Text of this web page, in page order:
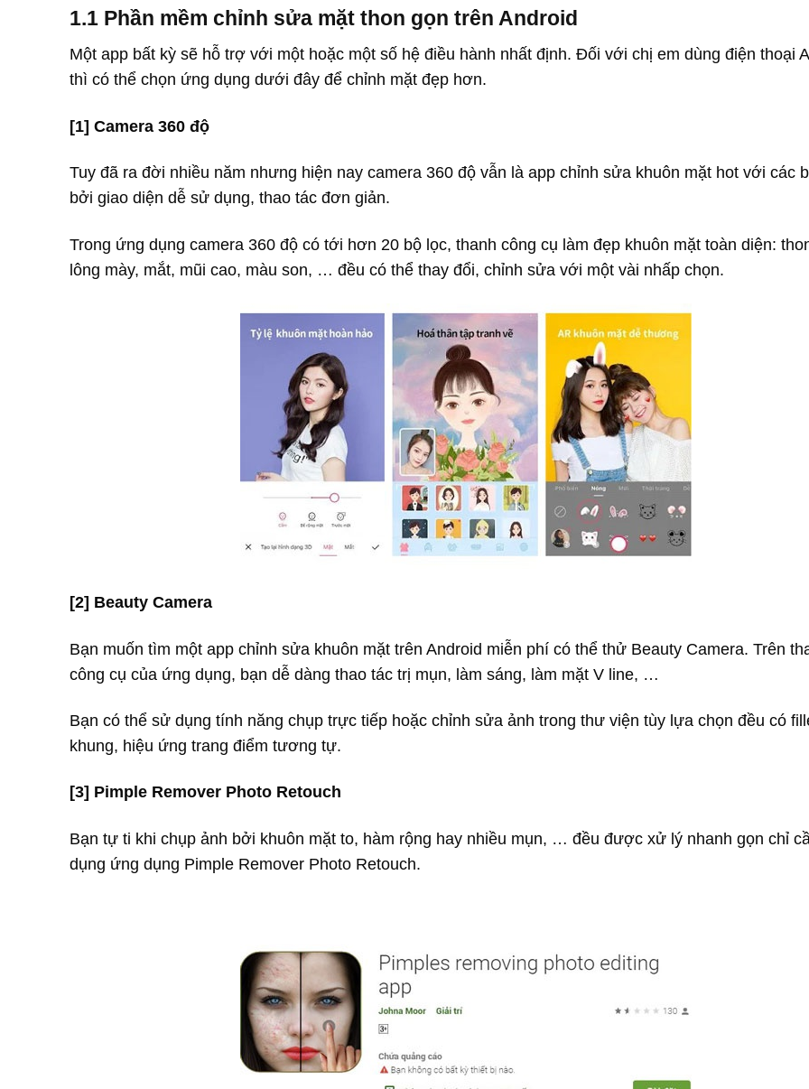
1.1 Phần mềm chỉnh sửa mặt thon gọn trên Android
Một app bất kỳ sẽ hỗ trợ với một hoặc một số hệ điều hành nhất định. Đối với chị em dùng điện thoại
thì có thể chọn ứng dụng dưới đây để chỉnh mặt đẹp hơn.
[1] Camera 360 độ
Tuy đã ra đời nhiều năm nhưng hiện nay camera 360 độ vẫn là app chỉnh sửa khuôn mặt hot với các
bởi giao diện dễ sử dụng, thao tác đơn giản.
Trong ứng dụng camera 360 độ có tới hơn 20 bộ lọc, thanh công cụ làm đẹp khuôn mặt toàn diện:
lông mày, mắt, mũi cao, màu son, … đều có thể thay đổi, chỉnh sửa với một vài nhấp chọn.
[2] Beauty Camera
Bạn muốn tìm một app chỉnh sửa khuôn mặt trên Android miễn phí có thể thử Beauty Camera. Trên
công cụ của ứng dụng, bạn dễ dàng thao tác trị mụn, làm sáng, làm mặt V line, …
Bạn có thể sử dụng tính năng chụp trực tiếp hoặc chỉnh sửa ảnh trong thư viện tùy lựa chọn đều có
khung, hiệu ứng trang điểm tương tự.
[3] Pimple Remover Photo Retouch
Bạn tự ti khi chụp ảnh bởi khuôn mặt to, hàm rộng hay nhiều mụn, … đều được xử lý nhanh gọn chỉ
dụng ứng dụng Pimple Remover Photo Retouch.